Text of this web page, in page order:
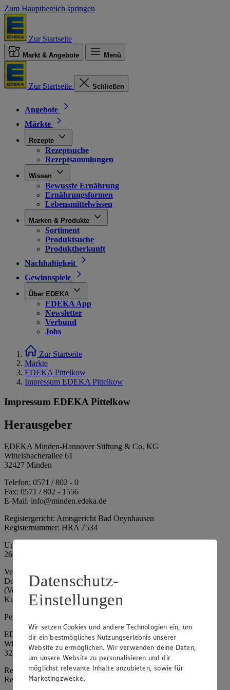
Zum Hauptbereich springen
Zur Startseite
Markt & Angebote Menü
Zur Startseite Schließen
Angebote
Märkte
Rezepte
Rezeptsuche
Rezeptsammlungen
Wissen
Bewusste Ernährung
Ernährungsformen
Lebensmittelwissen
Marken & Produkte
Sortiment
Produktsuche
Produktherkunft
Nachhaltigkeit
Gewinnspiele
Über EDEKA
EDEKA App
Newsletter
Verbund
Jobs
Zur Startseite
Märkte
EDEKA Pittelkow
Impressum EDEKA Pittelkow
Impressum EDEKA Pittelkow
Herausgeber
EDEKA Minden-Hannover Stiftung & Co. KG
Wittelsbacherallee 61
32427 Minden
Telefon: 0571 / 802 - 0
Fax: 0571 / 802 - 1556
E-Mail: info@minden.edeka.de
Registergericht: Amtsgericht Bad Oeynhausen
Registernummer: HRA 7534
Umsatzsteuer-Identifikationsnummer gem. § 27a UStG: DE
266067317
Vertretungsberechtigte: Mark Rosenkranz (Sprecher), Eileen
Dominique Klingsiek (Vorstandsmitglied), Ulf-U. Plath
(Vorstandsmitglied), Stephan Wohler (Vorstandsmitglied), Marc
Kuhlmann (Aufsichtsratsvorsitzender)
Persönlich haftende Gesellschafterin:
EDEKA Minden-Hannover Holding GmbH
Wittelsbacherallee 61
32427 Minden
Registergericht: Amtsgericht Bad Oeynhausen
Registernummer: HRB 4086
Datenschutz-
Einstellungen
Wir setzen Cookies und andere Technologien ein, um
dir ein bestmögliches Nutzungserlebnis unserer
Website zu ermöglichen. Wir verwenden deine Daten,
um unsere Website zu personalisieren und dir
möglichst relevante Inhalte anzubieten, sowie für
Marketingzwecke.